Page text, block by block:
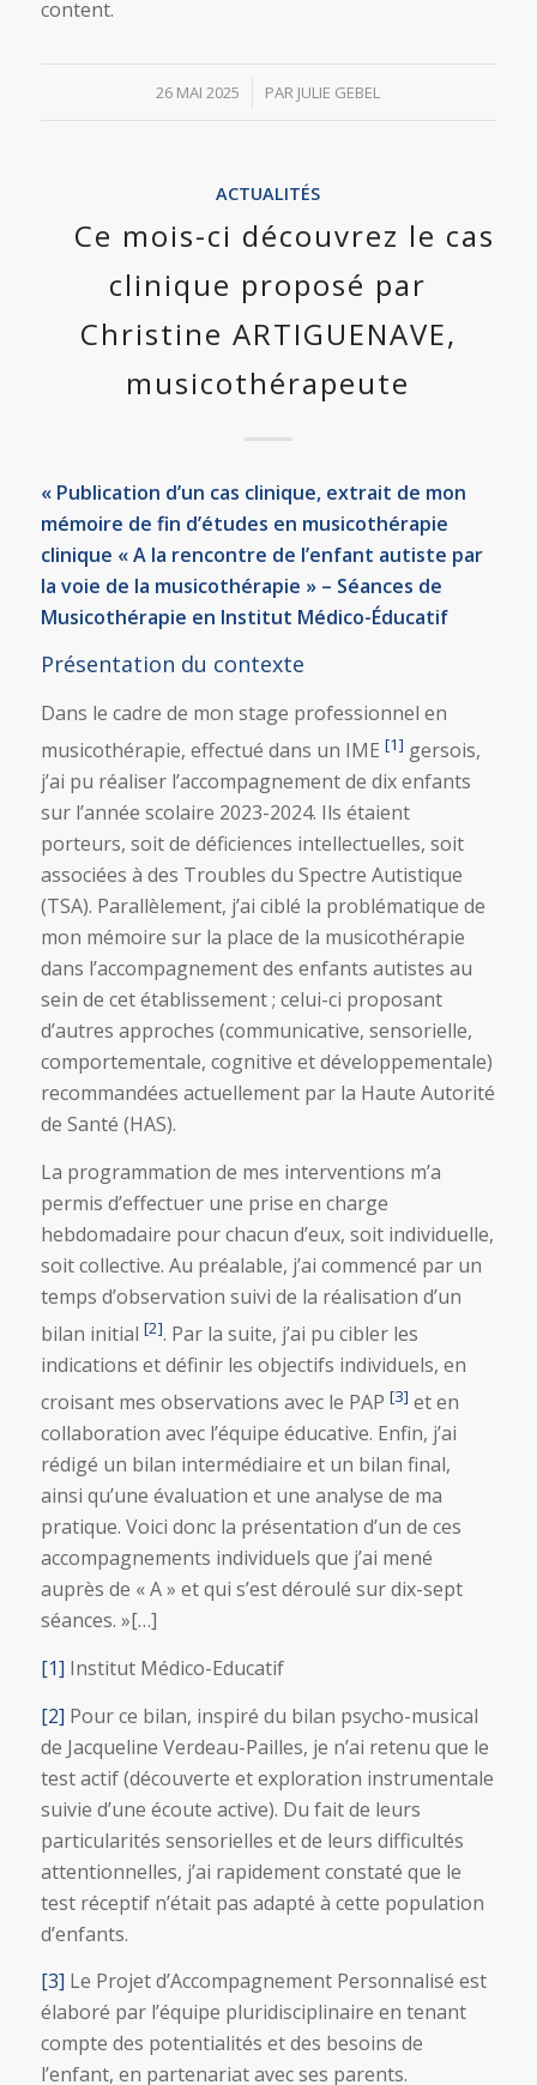
content.
26 MAI 2025
/ PAR JULIE GEBEL
ACTUALITÉS
Ce mois-ci découvrez le cas
clinique proposé par
Christine ARTIGUENAVE,
musicothérapeute
« Publication d’un cas clinique, extrait de mon
mémoire de fin d’études en musicothérapie
clinique « A la rencontre de l’enfant autiste par
la voie de la musicothérapie » – Séances de
Musicothérapie en Institut Médico-Éducatif
Présentation du contexte
Dans le cadre de mon stage professionnel en
musicothérapie, effectué dans un IME [1] gersois,
j’ai pu réaliser l’accompagnement de dix enfants
sur l’année scolaire 2023-2024. Ils étaient
porteurs, soit de déficiences intellectuelles, soit
associées à des Troubles du Spectre Autistique
(TSA). Parallèlement, j’ai ciblé la problématique de
mon mémoire sur la place de la musicothérapie
dans l’accompagnement des enfants autistes au
sein de cet établissement ; celui-ci proposant
d’autres approches (communicative, sensorielle,
comportementale, cognitive et développementale)
recommandées actuellement par la Haute Autorité
de Santé (HAS).
La programmation de mes interventions m’a
permis d’effectuer une prise en charge
hebdomadaire pour chacun d’eux, soit individuelle,
soit collective. Au préalable, j’ai commencé par un
temps d’observation suivi de la réalisation d’un
bilan initial [2]. Par la suite, j’ai pu cibler les
indications et définir les objectifs individuels, en
croisant mes observations avec le PAP [3] et en
collaboration avec l’équipe éducative. Enfin, j’ai
rédigé un bilan intermédiaire et un bilan final,
ainsi qu’une évaluation et une analyse de ma
pratique. Voici donc la présentation d’un de ces
accompagnements individuels que j’ai mené
auprès de « A » et qui s’est déroulé sur dix-sept
séances. »[…]
[1] Institut Médico-Educatif
[2] Pour ce bilan, inspiré du bilan psycho-musical
de Jacqueline Verdeau-Pailles, je n’ai retenu que le
test actif (découverte et exploration instrumentale
suivie d’une écoute active). Du fait de leurs
particularités sensorielles et de leurs difficultés
attentionnelles, j’ai rapidement constaté que le
test réceptif n’était pas adapté à cette population
d’enfants.
[3] Le Projet d’Accompagnement Personnalisé est
élaboré par l’équipe pluridisciplinaire en tenant
compte des potentialités et des besoins de
l’enfant, en partenariat avec ses parents.